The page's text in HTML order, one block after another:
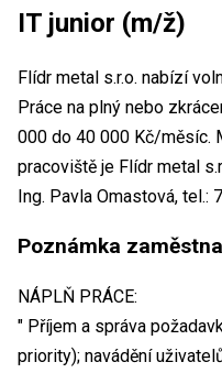
IT junior (m/ž)
Flídr metal s.r.o. nabízí
Práce na plný nebo
000 do 40 000 Kč/měsíc.
pracoviště je Flídr metal
Ing. Pavla Omastová, tel.:
Poznámka
NÁPLŇ PRÁCE:
" Příjem a správa
priority); navádění